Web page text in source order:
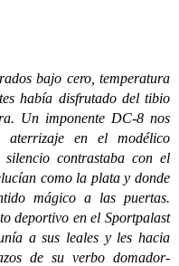
bajo cero, temperatura
había disfrutado del tibio
Un imponente DC-8 nos
aterrizaje en el modélico
silencio contrastaba con el
como la plata y donde
mágico a las puertas.
deportivo en el Sportpalast
a sus leales y les hacia
de su verbo domador-